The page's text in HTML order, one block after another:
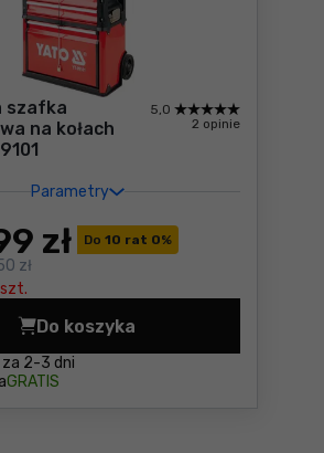
szafka
na kołach
Parametry
5,0
2 opinie
Do 10 rat 0%
zł
zł
szt.
za 2-3 dni
GRATIS
Do koszyka
Modułowa szafka